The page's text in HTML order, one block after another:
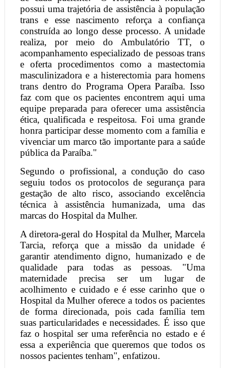
possui uma trajetória de assistência à população
trans e esse nascimento reforça a confiança
construída ao longo desse processo. A unidade
realiza, por meio do Ambulatório TT, o
acompanhamento especializado de pessoas trans
e oferta procedimentos como a mastectomia
masculinizadora e a histerectomia para homens
trans dentro do Programa Opera Paraíba. Isso
faz com que os pacientes encontrem aqui uma
equipe preparada para oferecer uma assistência
ética, qualificada e respeitosa. Foi uma grande
honra participar desse momento com a família e
vivenciar um marco tão importante para a saúde
pública da Paraíba."
Segundo o profissional, a condução do caso
seguiu todos os protocolos de segurança para
gestação de alto risco, associando excelência
técnica à assistência humanizada, uma das
marcas do Hospital da Mulher.
A diretora-geral do Hospital da Mulher, Marcela
Tarcia, reforça que a missão da unidade é
garantir atendimento digno, humanizado e de
qualidade para todas as pessoas. "Uma
maternidade precisa ser um lugar de
acolhimento e cuidado e é esse carinho que o
Hospital da Mulher oferece a todos os pacientes
de forma direcionada, pois cada família tem
suas particularidades e necessidades. É isso que
faz o hospital ser uma referência no estado e é
essa a experiência que queremos que todos os
nossos pacientes tenham", enfatizou.